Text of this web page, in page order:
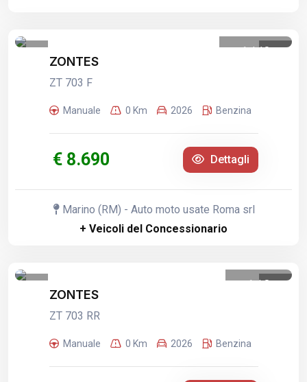
1 /10
ZONTES
ZT 703 F
Manuale 0 Km 2026 Benzina
€ 8.690 Dettagli
Marino (RM) - Auto moto usate Roma srl
+ Veicoli del Concessionario
1 /8
ZONTES
ZT 703 RR
Manuale 0 Km 2026 Benzina